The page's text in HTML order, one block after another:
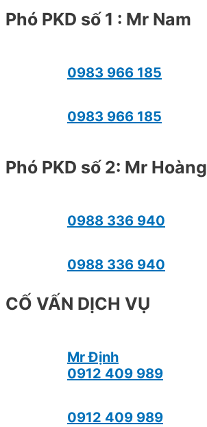
Phó PKD số 1 : Mr Nam
0983 966 185
0983 966 185
Phó PKD số 2: Mr Hoàng
0988 336 940
0988 336 940
CỐ VẤN DỊCH VỤ
Mr Định
0912 409 989
0912 409 989